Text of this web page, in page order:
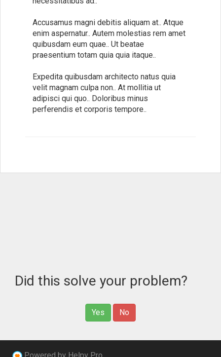
Accusamus magni debitis aliquam at.. Atque
enim aspernatur.. Autem molestias rem amet
quibusdam eum quae.. Ut beatae
praesentium totam quia quia itaque..
Expedita quibusdam architecto natus quia
velit magnam culpa non.. At mollitia ut
adipisci qui quo.. Doloribus minus
perferendis et corporis tempore..
Did this solve your problem?
Yes No